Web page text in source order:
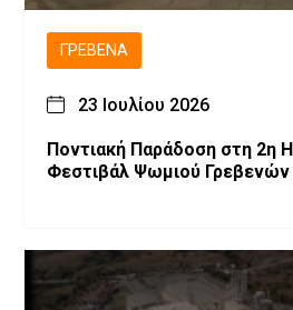
ΓΡΕΒΕΝΆ
23 Ιουλίου 2026
Ποντιακή Παράδοση στη 2η
Φεστιβάλ Ψωμιού Γρεβενών